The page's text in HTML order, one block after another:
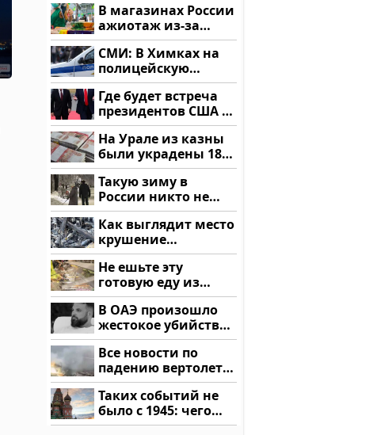
В магазинах России
ажиотаж из-за
этого продукта: что
купить?
СМИ: В Химках на
полицейскую
машину напали и
подожгли.
Где будет встреча
президентов США и
России: Европа?
На Урале из казны
были украдены 18
миллионов рублей
Такую зиму в
России никто не
ждал: как так?!
Как выглядит место
крушение
вертолета на
Кавказе: смотреть
Не ешьте эту
готовую еду из
магазина: список
В ОАЭ произошло
жестокое убийство
криптомиллионера
Все новости по
падению вертолета
на Кавказе: читать
здесь
Таких событий не
было с 1945: чего
ждать всем нам?